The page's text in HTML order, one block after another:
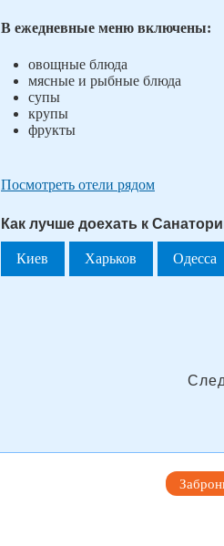
В ежедневные меню включены:
овощные блюда
мясные и рыбные блюда
супы
крупы
фрукты
Посмотреть отели рядом
Как лучше доехать к
Киев Харьков Одесса